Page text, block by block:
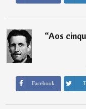
“Aos
Facebook